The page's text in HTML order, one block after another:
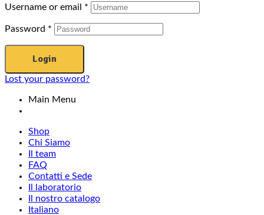
Username or email *
Password *
Login
Lost your password?
Main Menu
Shop
Chi Siamo
Il team
FAQ
Contatti e Sede
Il laboratorio
Il nostro catalogo
Italiano